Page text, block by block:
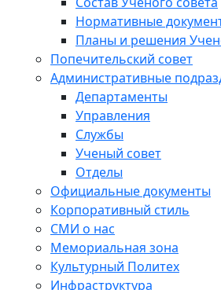
Нормативные
Планы и решения
Попечительский совет
Административные
Департаменты
Управления
Службы
Ученый совет
Отделы
Официальные документы
Корпоративный стиль
СМИ о нас
Мемориальная зона
Культурный Политех
Инфраструктура